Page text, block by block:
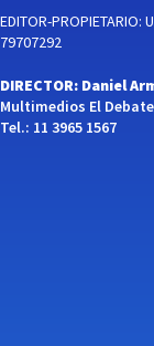
EDITOR-
79707292
DIRECTOR: Daniel
Multimedios El
Tel.: 11 3965 1567